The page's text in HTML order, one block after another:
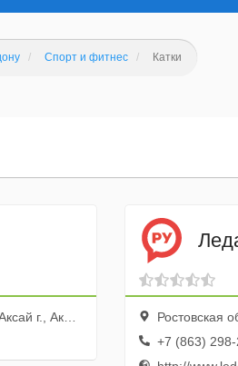
Спорт и фитнес Катки
23, ТЦ Мега
Ростовская
+7 (863) 298-